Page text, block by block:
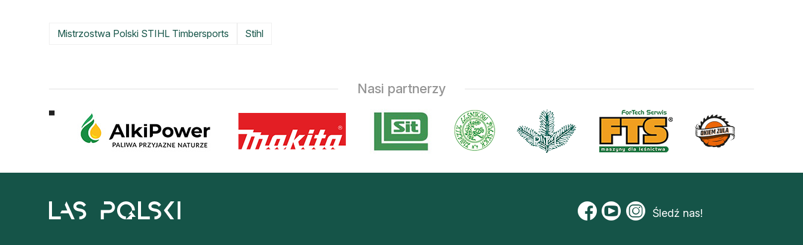
Mistrzostwa Polski STIHL Timbersports Stihl
Nasi partnerzy
Śledź nas!